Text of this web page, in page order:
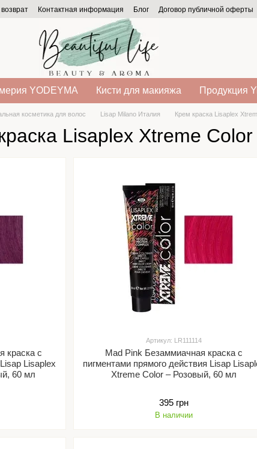
Контактная информация Блог Договор публичной оферты
YODEYMA Кисти для макияжа Продукция
косметика для волос Lisap Milano Италия Крем краска Lisaplex
Lisaplex Xtreme Color
краска с
Lisaplex
60 мл
Артикул: LR111114
Mad Pink Безаммиачная краска с
пигментами прямого действия Lisap
Xtreme Color – Розовый, 60 мл
395 грн
В наличии